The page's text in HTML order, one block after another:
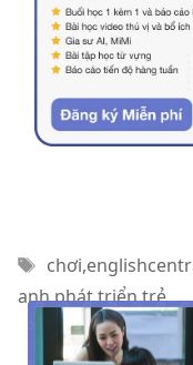
Thẻ
chơi,
anh,phát triển,trẻ